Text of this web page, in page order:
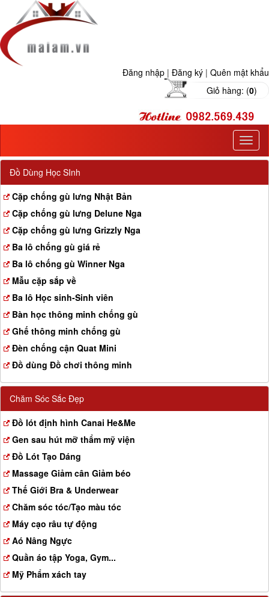
Đăng nhập | Đăng ký | Quên mật khẩu
Giỏ hàng: (0)
T
o
Đồ Dùng Học SInh
Cặp chống gù lưng Nhật Bản
Cặp chống gù lưng Delune Nga
Cặp chống gù lưng Grizzly Nga
Ba lô chống gù giá rẻ
Ba lô chống gù Winner Nga
Mẫu cặp sắp về
Ba lô Học sinh-Sinh viên
Bàn học thông minh chống gù
Ghế thông minh chống gù
Đèn chống cận Quat Mini
Đồ dùng Đồ chơi thông minh
Chăm Sóc Sắc Đẹp
Đồ lót định hình Canai He&Me
Gen sau hút mỡ thẩm mỹ viện
Đồ Lót Tạo Dáng
Massage Giảm cân Giảm béo
Thế Giới Bra & Underwear
Chăm sóc tóc/Tạo màu tóc
Máy cạo râu tự động
Aó Nâng Ngực
Quần áo tập Yoga, Gym...
Mỹ Phẩm xách tay